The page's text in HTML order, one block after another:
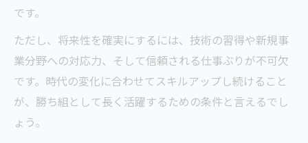
です。
ただし、将来性を確実にするには、技術の習得や新規事
業分野への対応力、そして信頼される仕事ぶりが不可欠
です。時代の変化に合わせてスキルアップし続けること
が、勝ち組として長く活躍するための条件と言えるでし
ょう。